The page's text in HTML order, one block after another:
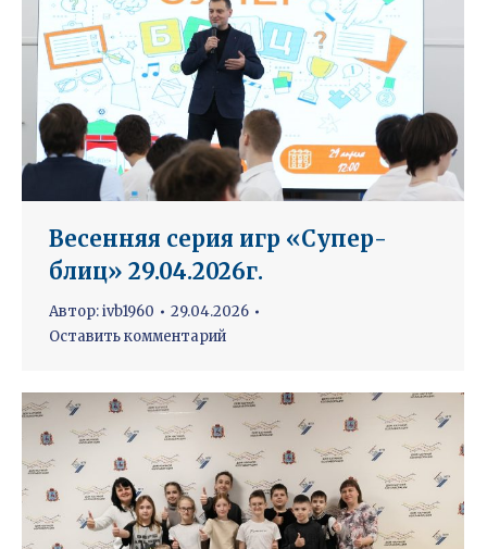
Весенняя серия игр «Супер-
блиц» 29.04.2026г.
Автор:ivb1960
29.04.2026
Оставить комментарий